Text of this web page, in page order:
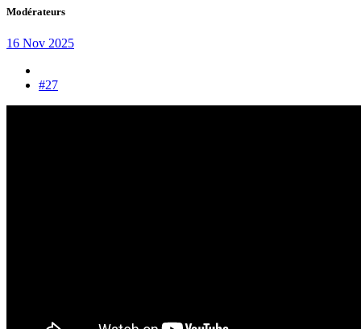
Modérateurs
16 Nov 2025
#27